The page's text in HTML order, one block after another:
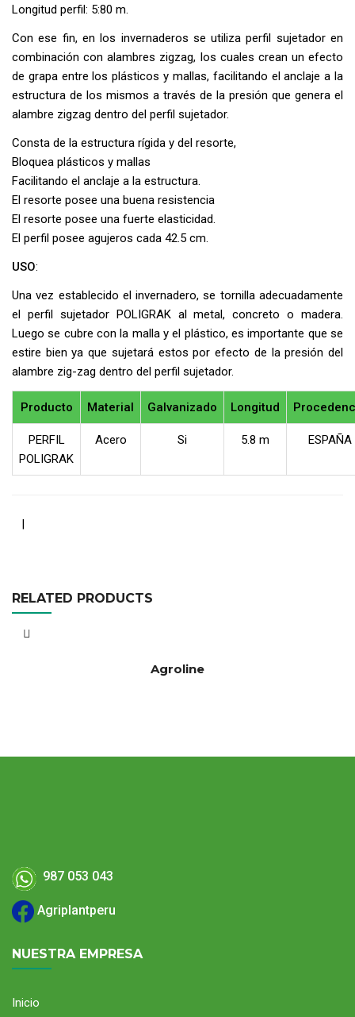
Longitud perfil: 5:80 m.
Con ese fin, en los invernaderos se utiliza perfil sujetador en
combinación con alambres zigzag, los cuales crean un efecto
de grapa entre los plásticos y mallas, facilitando el anclaje a la
estructura de los mismos a través de la presión que genera el
alambre zigzag dentro del perfil sujetador.
Consta de la estructura rígida y del resorte,
Bloquea plásticos y mallas
Facilitando el anclaje a la estructura.
El resorte posee una buena resistencia
El resorte posee una fuerte elasticidad.
El perfil posee agujeros cada 42.5 cm.
USO:
Una vez establecido el invernadero, se tornilla adecuadamente
el perfil sujetador POLIGRAK al metal, concreto o madera.
Luego se cubre con la malla y el plástico, es importante que se
estire bien ya que sujetará estos por efecto de la presión del
alambre zig-zag dentro del perfil sujetador.
Producto Material Galvanizado Longitud
PERFIL
POLIGRAK
Acero Si 5.8 m ESPAÑA
|
RELATED PRODUCTS
Agroline
987 053 043
Agriplantperu
NUESTRA EMPRESA
Inicio